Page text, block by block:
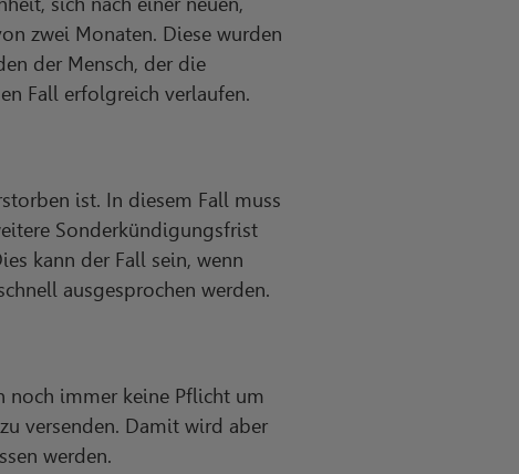
zwei Monaten. Diese wurden
der Mensch, der die
Fall erfolgreich verlaufen.
ist. In diesem Fall muss
Sonderkündigungsfrist
kann der Fall sein, wenn
ausgesprochen werden.
noch immer keine Pflicht um
versenden. Damit wird aber
werden.